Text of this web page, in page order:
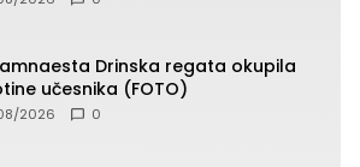
Drinska regata okupila
učesnika (FOTO)
2026 0